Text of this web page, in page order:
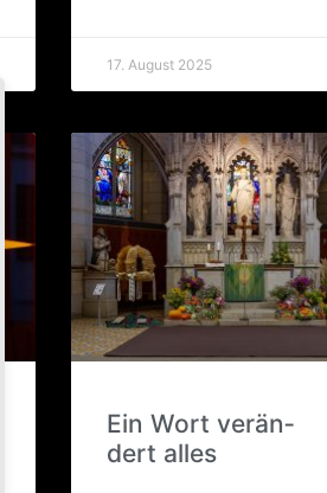
17. August 2025
Ein Wort ver­än­
dert alles